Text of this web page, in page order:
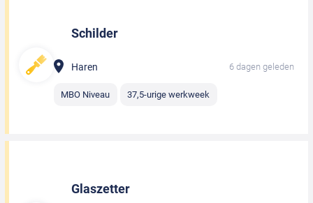
Schilder
Haren 6 dagen geleden
MBO Niveau 37,5-urige werkweek
Glaszetter